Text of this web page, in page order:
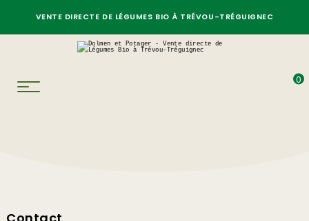
VENTE DIRECTE DE LÉGUMES BIO À TRÉVOU-TRÉGUIGNEC
0